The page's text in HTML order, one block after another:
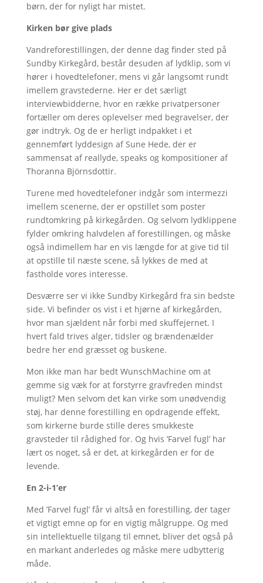
børn, der for nyligt har mistet.
Kirken bør give plads
Vandreforestillingen, der denne dag finder sted på
Sundby Kirkegård, består desuden af lydklip, som vi
hører i hovedtelefoner, mens vi går langsomt rundt
imellem gravstederne. Her er det særligt
interviewbidderne, hvor en række privatpersoner
fortæller om deres oplevelser med begravelser, der
gør indtryk. Og de er herligt indpakket i et
gennemført lyddesign af Sune Hede, der er
sammensat af reallyde, speaks og kompositioner af
Thoranna Björnsdottir.
Turene med hovedtelefoner indgår som intermezzi
imellem scenerne, der er opstillet som poster
rundtomkring på kirkegården. Og selvom lydklippene
fylder omkring halvdelen af forestillingen, og måske
også indimellem har en vis længde for at give tid til
at opstille til næste scene, så lykkes de med at
fastholde vores interesse.
Desværre ser vi ikke Sundby Kirkegård fra sin bedste
side. Vi befinder os vist i et hjørne af kirkegården,
hvor man sjældent når forbi med skuffejernet. I
hvert fald trives alger, tidsler og brændenælder
bedre her end græsset og buskene.
Mon ikke man har bedt WunschMachine om at
gemme sig væk for at forstyrre gravfreden mindst
muligt? Men selvom det kan virke som unødvendig
støj, har denne forestilling en opdragende effekt,
som kirkerne burde stille deres smukkeste
gravsteder til rådighed for. Og hvis ’Farvel fugl’ har
lært os noget, så er det, at kirkegården er for de
levende.
En 2-i-1’er
Med ’Farvel fugl’ får vi altså en forestilling, der tager
et vigtigt emne op for en vigtig målgruppe. Og med
sin intellektuelle tilgang til emnet, bliver det også på
en markant anderledes og måske mere udbytterig
måde.